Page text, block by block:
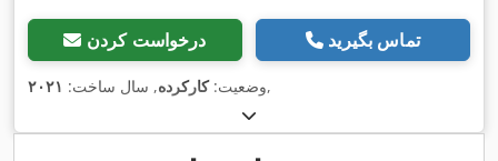
درخواست کردن تماس بگیرید
وضعیت:کارکرده, سال ساخت: ۲۰۲۱ ,